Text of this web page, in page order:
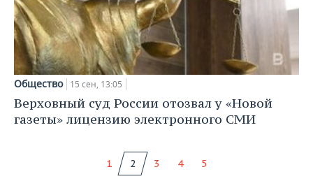
Общество 15 сен, 13:05
Верховный суд России отозвал у «Новой
газеты» лицензию электронного СМИ
1 2 3 4 5